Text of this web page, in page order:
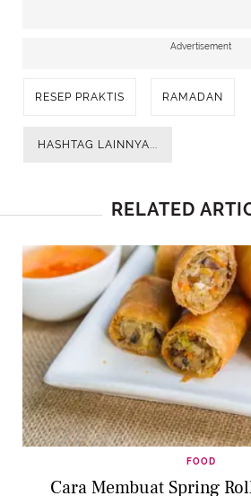
Advertisement
RESEP PRAKTIS RAMADAN
HASHTAG LAINNYA...
RELATED
FOOD
Cara Membuat Spring